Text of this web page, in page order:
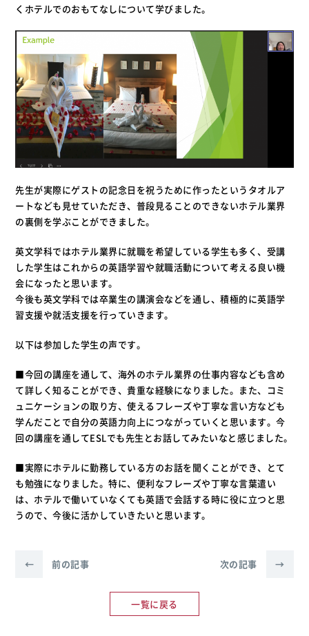
くホテルでのおもてなしについて学びました。
先生が実際にゲストの記念日を祝うために作ったというタオルア
ートなども見せていただき、普段見ることのできないホテル業界
の裏側を学ぶことができました。
英文学科ではホテル業界に就職を希望している学生も多く、受講
した学生はこれからの英語学習や就職活動について考える良い機
会になったと思います。
今後も英文学科では卒業生の講演会などを通し、積極的に英語学
習支援や就活支援を行っていきます。
以下は参加した学生の声です。
■今回の講座を通して、海外のホテル業界の仕事内容なども含め
て詳しく知ることができ、貴重な経験になりました。また、コミ
ュニケーションの取り方、使えるフレーズや丁寧な言い方なども
学んだことで自分の英語力向上につながっていくと思います。今
回の講座を通してESLでも先生とお話してみたいなと感じました。
■実際にホテルに勤務している方のお話を聞くことができ、とて
も勉強になりました。特に、便利なフレーズや丁寧な言葉遣い
は、ホテルで働いていなくても英語で会話する時に役に立つと思
うので、今後に活かしていきたいと思います。
← 前の記事
一覧に戻る
次の記事 →